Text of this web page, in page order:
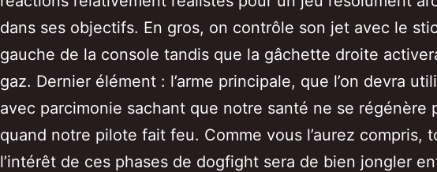
dans ses objectifs. En gros, on contrôle son jet avec le
gauche de la console tandis que la gâchette droite
gaz. Dernier élément : l’arme principale, que l’on devra
avec parcimonie sachant que notre santé ne se régénère
quand notre pilote fait feu. Comme vous l’aurez compris,
l’intérêt de ces phases de dogfight sera de bien jongler